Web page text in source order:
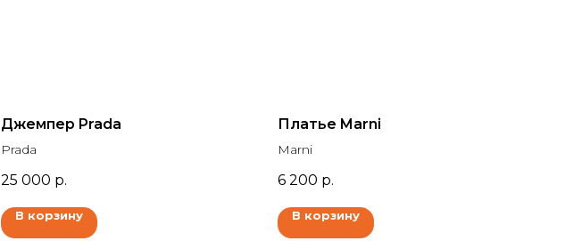
Джемпер Prada
Prada
25 000 р.
В корзину
Платье Marni
Marni
6 200 р.
В корзину